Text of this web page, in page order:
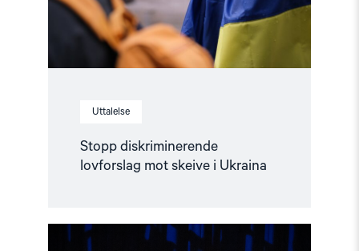
Uttalelse
Stopp diskriminerende
lovforslag mot skeive i Ukraina
Read
article